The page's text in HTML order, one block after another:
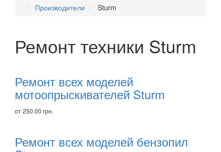
Производители Sturm
Ремонт техники Sturm
товары
Ремонт всех моделей
мотоопрыскивателей Sturm
от 250.00 грн.
Ремонт всех моделей бензопил